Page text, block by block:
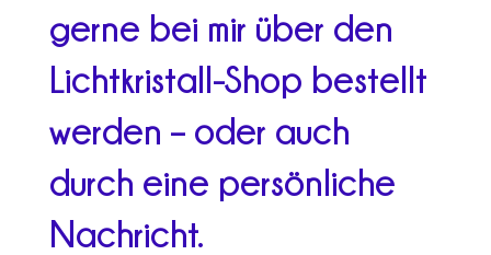
gerne bei mir über den
Lichtkristall-Shop bestellt
werden – oder auch
durch eine persönliche
Nachricht.